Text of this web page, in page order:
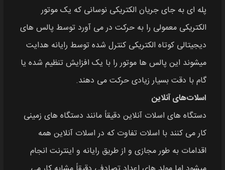
پله‌ ای به جای جریان الکتریکی نوسانی که یک موتور
الکتریکی معمولی را به حرکت در می‌ آورد توسط پالس‌ های
دیجیتالی کوتاه الکتریکی کنترل شده توسط رایانه هدایت
میشوند این پالس‌ ها موتور را با یک افزایش تنظیم شده یا
گام با دقت بسیار زیادی حرکت می دهند.
اسلات‌های آنلاین
دستگاه‌ های اسلات آنلاین دقیقاً مانند دستگاه‌ های زمینی
کار می‌ کنند با اسلات تفاوت که در اسلات آنلاین همه
اقدامات به طور مجازی و از طریق رایانه و اینترنت انجام